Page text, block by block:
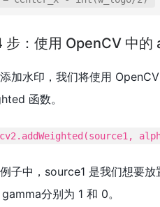
步：使用 OpenCV 中
加水印，我们将使用
函数。
cv2.addWeighted(source1,
子中，source1 是我们想要
分别为 1 和 0。